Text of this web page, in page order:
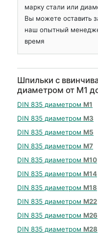
марку стали или
Вы можете оставить
наш опытный
время
Шпильки с
диаметром от М1
DIN 835 диаметром М1
DIN 835 диаметром М3
DIN 835 диаметром М5
DIN 835 диаметром М7
DIN 835 диаметром М10
DIN 835 диаметром М14
DIN 835 диаметром М18
DIN 835 диаметром М22
DIN 835 диаметром М26
DIN 835 диаметром М28